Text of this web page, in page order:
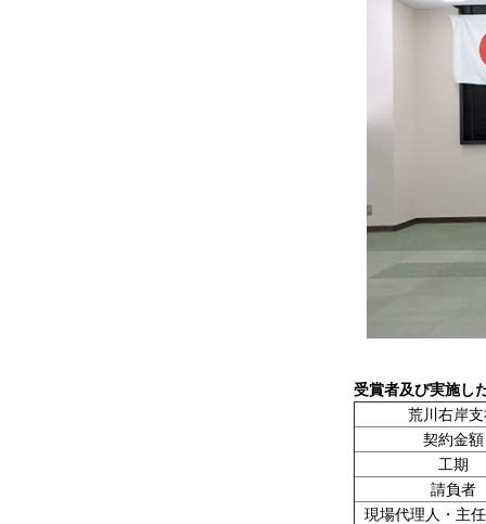
受賞者及び実施し
荒川右岸
契約金額
工期
請負者
現場代理人・主